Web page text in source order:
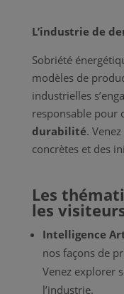
L’industrie de
Sobriété
modèles de
industrielles
responsable pour
durabilité.
concrètes et des
Les
les
Intelligence
nos façons de
Venez explorer
l’industrie.